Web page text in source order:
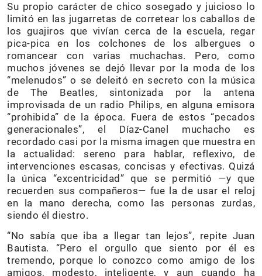
Su propio carácter de chico sosegado y juicioso lo
limitó en las jugarretas de corretear los caballos de
los guajiros que vivían cerca de la escuela, regar
pica-pica en los colchones de los albergues o
romancear con varias muchachas. Pero, como
muchos jóvenes se dejó llevar por la moda de los
“melenudos” o se deleitó en secreto con la música
de The Beatles, sintonizada por la antena
improvisada de un radio Philips, en alguna emisora
“prohibida” de la época. Fuera de estos “pecados
generacionales”, el Díaz-Canel muchacho es
recordado casi por la misma imagen que muestra en
la actualidad: sereno para hablar, reflexivo, de
intervenciones escasas, concisas y efectivas. Quizá
la única “excentricidad” que se permitió —y que
recuerden sus compañeros— fue la de usar el reloj
en la mano derecha, como las personas zurdas,
siendo él diestro.
“No sabía que iba a llegar tan lejos”, repite Juan
Bautista. “Pero el orgullo que siento por él es
tremendo, porque lo conozco como amigo de los
amigos, modesto, inteligente, y aun cuando ha